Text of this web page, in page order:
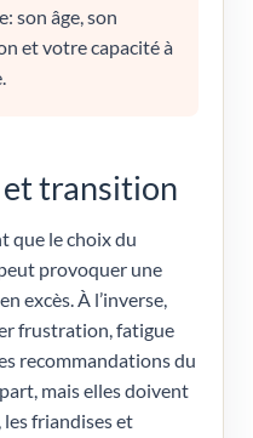
son âge, son
et votre capacité à
transition
que le choix du
provoquer une
excès. À l’inverse,
frustration, fatigue
recommandations du
mais elles doivent
friandises et